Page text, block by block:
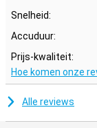
Snelheid:
Accuduur:
Prijs-kwaliteit:
Hoe komen onze
Alle reviews